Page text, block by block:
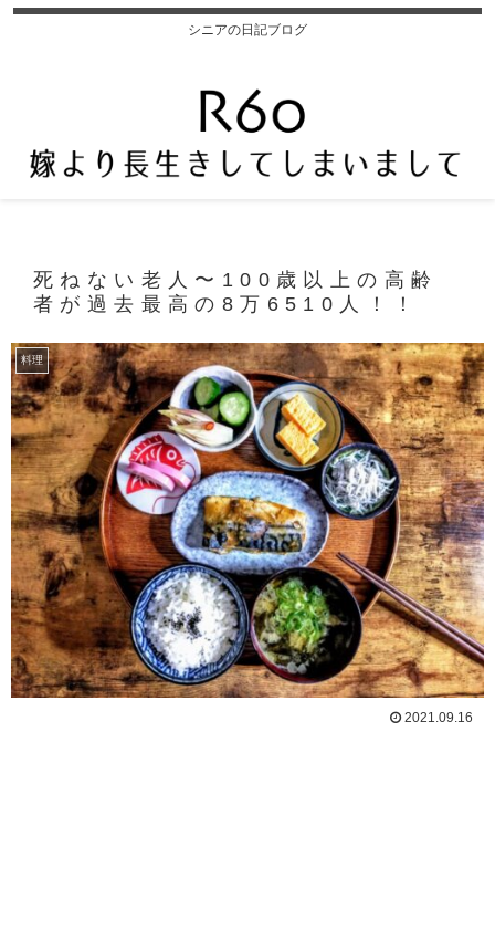
シニアの日記ブログ
死ねない老人〜100歳以上の高齢
者が過去最高の8万6510人！！
料理
2021.09.16